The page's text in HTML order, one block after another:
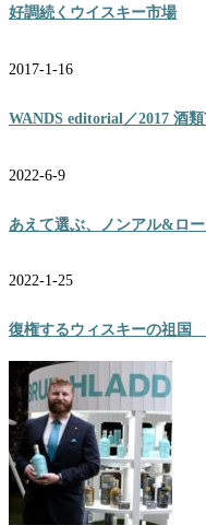
好調続くウイスキー市場
2017-1-16
WANDS editorial／2017 酒
2022-6-9
あえて選ぶ、ノンアル&ロ
2022-1-25
復権するウィスキーの祖国